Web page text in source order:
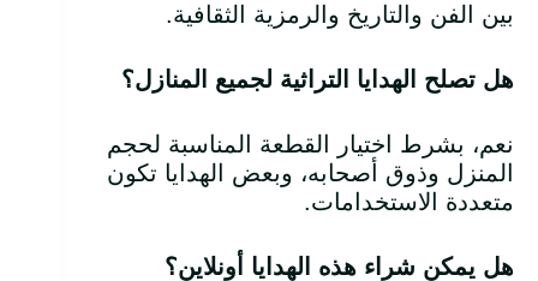
بين الفن والتاريخ والرمزية الثقافية.
هل تصلح الهدايا التراثية لجميع المنازل؟
نعم، بشرط اختيار القطعة المناسبة لحجم
المنزل وذوق أصحابه، وبعض الهدايا تكون
متعددة الاستخدامات.
هل يمكن شراء هذه الهدايا أونلاين؟